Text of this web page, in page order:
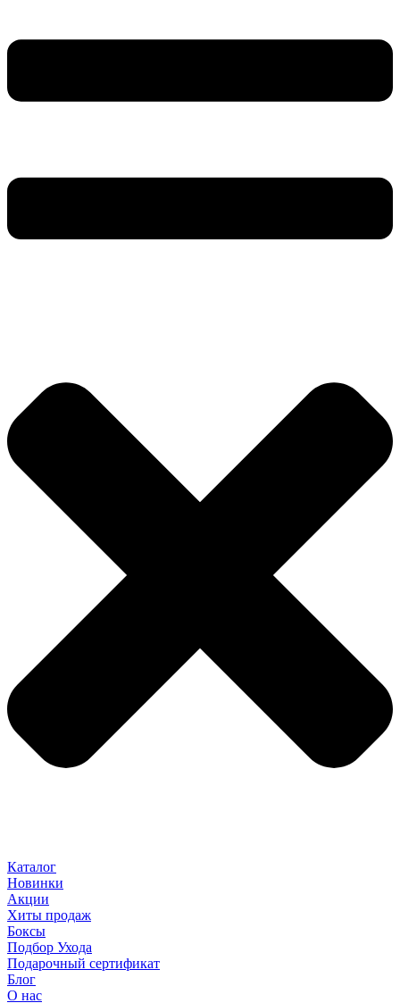
Каталог
Новинки
Акции
Хиты продаж
Боксы
Подбор Ухода
Подарочный сертификат
Блог
О нас